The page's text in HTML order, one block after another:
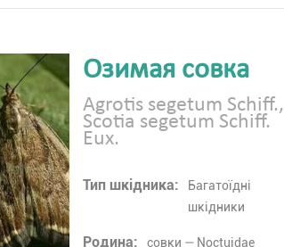
Озимая совка
Agrotis segetum Schiff.,
Scotia segetum Schiff.
Eux.
Тип шкідника:
Багатоїдні
шкідники
Родина: совки — Noctuidae